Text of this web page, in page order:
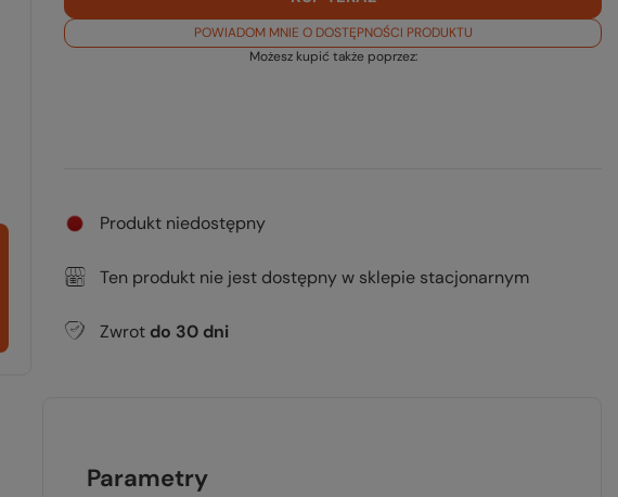
POWIADOM MNIE O DOSTĘPNOŚCI PRODUKTU
Możesz kupić także poprzez:
Produkt niedostępny
Ten produkt nie jest dostępny w sklepie stacjonarnym
Zwrot do 30 dni
Parametry